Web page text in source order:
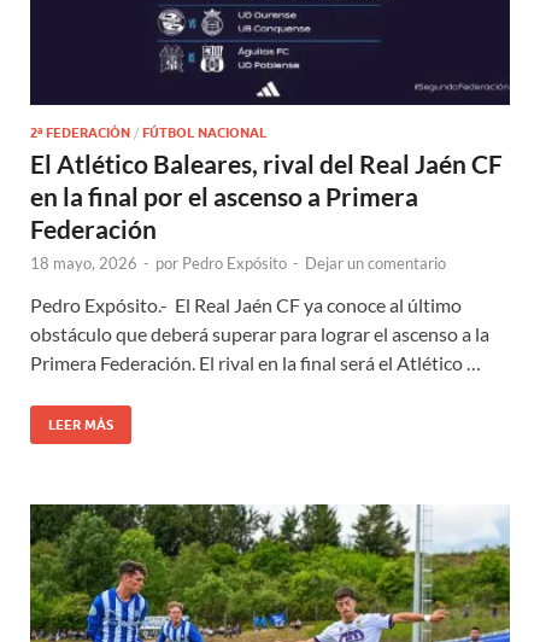
2ª FEDERACIÓN / FÚTBOL NACIONAL
El Atlético Baleares, rival del Real Jaén CF
en la final por el ascenso a Primera
Federación
18 mayo, 2026 - por Pedro Expósito - Dejar un comentario
Pedro Expósito.- El Real Jaén CF ya conoce al último
obstáculo que deberá superar para lograr el ascenso a la
Primera Federación. El rival en la final será el Atlético …
LEER MÁS